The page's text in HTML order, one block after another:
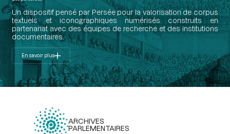
Un dispositif pensé par Persée pour la valorisation de corpus
textuels et iconographiques numérisés construits en
partenariat avec des équipes de recherche et des institutions
documentaires.
En savoir plus
ARCHIVES
PARLEMENTAIRES